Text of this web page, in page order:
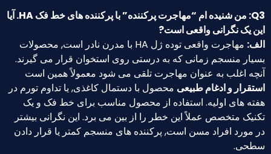
Q3: من شنیده ام “مهاجرت پرکننده” با پرکننده های خط فک HA. آیا
نگرانی واقعی است?
مهاجرت واقعی توده ژل HA با مدرن نادر است, محصولات
منسجم زمانی که به درستی روی استخوان قرار می گیرند.
اغلب به عنوان مهاجرت تلقی می شود معمولاً همین است
و ادغام طبیعیمحصول با دستمال کاغذی, یا تداوم تورم در
های اولیه. استفاده از محصول مناسب برای خط فک و یک
متخصص عملاً این خطر را از بین می برد. این نگرانی بیشتر
افراد مسن است, پرکننده های منسجم کمتر یا قرار دادن